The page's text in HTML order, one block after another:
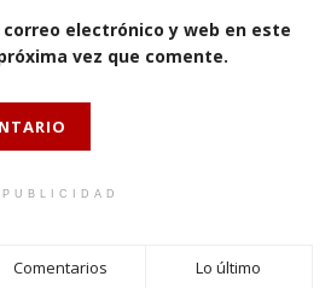
electrónico y web en este
vez que comente.
PUBLICIDAD
Comentarios Lo último